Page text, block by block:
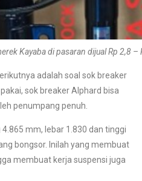
Kayaba di pasaran dijual Rp 2,8
adalah soal sok breaker
sok breaker Alphard bisa
penumpang penuh.
mm, lebar 1.830 dan tinggi
bongsor. Inilah yang membuat
membuat kerja suspensi juga